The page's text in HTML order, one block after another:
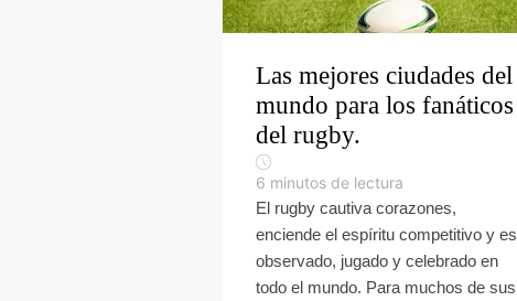
Las mejores ciudades del
mundo para los fanáticos
del rugby.
6 minutos de lectura
El rugby cautiva corazones,
enciende el espíritu competitivo y es
observado, jugado y celebrado en
todo el mundo. Para muchos de sus